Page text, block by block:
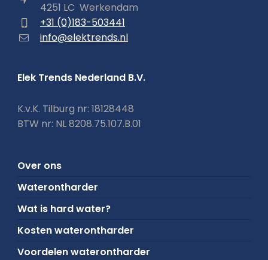
4251 LC Werkendam
+31 (0)183-503441
info@elektrends.nl
Elek Trends Nederland B.V.
K.v.K. Tilburg nr: 18128448
BTW nr: NL 8208.75.107.B.01
Over ons
Waterontharder
Wat is hard water?
Kosten waterontharder
Voordelen waterontharder